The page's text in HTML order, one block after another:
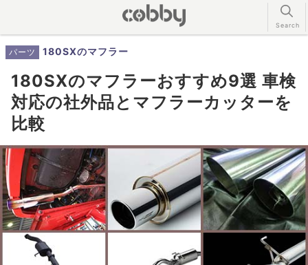
パーツ 180SXのマフラー
180SXのマフラーおすすめ9選 車検
対応の社外品とマフラーカッターを
比較